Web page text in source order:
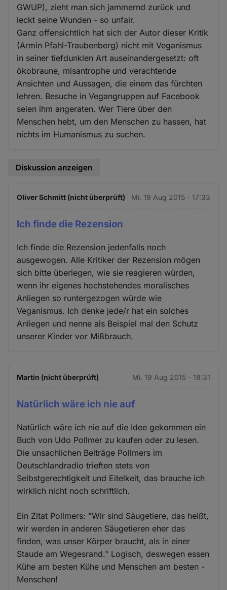
GWUP), zieht man sich jammernd zurück und
leckt seine Wunden - so unfair.
Ganz offensichtlich hat sich der Autor dieser Kritik
(Armin Pfahl-Traubenberg) nicht mit Veganismus
in seiner tiefdunklen Art auseinandergesetzt: oft
ökobraune, misantrophe und verachtende
Ansichten und Aussagen, die einem das fürchten
lehren. Besuche in Vegangruppen auf Facebook
seien ihm angeraten. Wer Tiere über den
Menschen hebt, um den Menschen zu hassen, hat
nichts im Humanismus zu suchen.
Diskussion anzeigen
Oliver Schmitt (nicht überprüft) Mi. 19 Aug 2015 - 17:33
Ich finde die Rezension
Ich finde die Rezension jedenfalls noch
ausgewogen. Alle Kritiker der Rezension mögen
sich bitte überlegen, wie sie reagieren würden,
wenn ihr eigenes hochstehendes moralisches
Anliegen so runtergezogen würde wie
Veganismus. Ich denke jede/r hat ein solches
Anliegen und nenne als Beispiel mal den Schutz
unserer Kinder vor Mißbrauch.
Martin (nicht überprüft) Mi. 19 Aug 2015 - 18:31
Natürlich wäre ich nie auf
Natürlich wäre ich nie auf die Idee gekommen ein
Buch von Udo Pollmer zu kaufen oder zu lesen.
Die unsachlichen Beiträge Pollmers im
Deutschlandradio trieften stets von
Selbstgerechtigkeit und Eitelkeit, das brauche ich
wirklich nicht noch schriftlich.
Ein Zitat Pollmers: "Wir sind Säugetiere, das heißt,
wir werden in anderen Säugetieren eher das
finden, was unser Körper braucht, als in einer
Staude am Wegesrand." Logisch, deswegen essen
Kühe am besten Kühe und Menschen am besten -
Menschen!